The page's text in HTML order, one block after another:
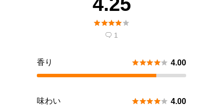

 1
香り  4.00
味わい  4.00